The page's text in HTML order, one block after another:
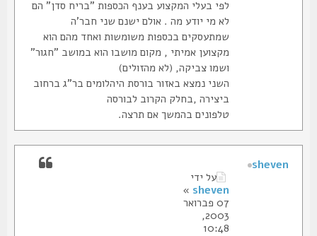
לפי בעלי המקצוע בענף הכספות "בריח סדן" הם
לא מי יודע מה . אולם ישנם שני חבר'ה
שמתעסקים בכספות משומשות ואחד מהם הוא
מקצוען אמיתי , מקום מושבו הוא במושב "חגור"
ושמו צביקה, (לא מהזולים)
השני נמצא באזור בורסת היהלומים בר"ג ברחוב
ביצירה ,בחלק הקרוב לבורסה
טלפונים בהמשך אם תרצה.
על ידי
sheven
»
07 פברואר
2003,
10:48
sheven